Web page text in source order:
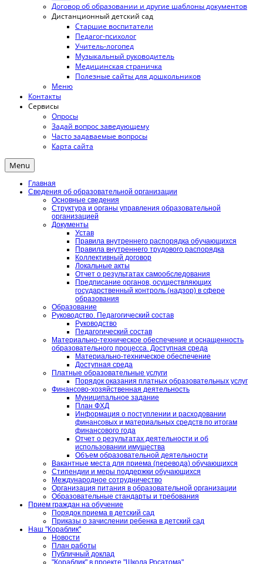
Договор об образовании и другие шаблоны документов
Дистанционный детский сад
Старшие воспитатели
Педагог-психолог
Учитель-логопед
Музыкальный руководитель
Медицинская страничка
Полезные сайты для дошкольников
Меню
Контакты
Сервисы
Опросы
Задай вопрос заведующему
Часто задаваемые вопросы
Карта сайта
Menu
Главная
Сведения об образовательной организации
Основные сведения
Структура и органы управления образовательной
организацией
Документы
Устав
Правила внутреннего распорядка обучающихся
Правила внутреннего трудового распорядка
Коллективный договор
Локальные акты
Отчет о результатах самообследования
Предписание органов, осуществляющих
государственный контроль (надзор) в сфере
образования
Образование
Руководство. Педагогический состав
Руководство
Педагогический состав
Материально-техническое обеспечение и оснащенность
образовательного процесса. Доступная среда
Материально-техническое обеспечение
Доступная среда
Платные образовательные услуги
Порядок оказания платных образовательных услуг
Финансово-хозяйственная деятельность
Муниципальное задание
План ФХД
Информация о поступлении и расходовании
финансовых и материальных средств по итогам
финансового года
Отчет о результатах деятельности и об
использовании имущества
Объем образовательной деятельности
Вакантные места для приема (перевода) обучающихся
Стипендии и меры поддержки обучающихся
Международное сотрудничество
Организация питания в образовательной организации
Образовательные стандарты и требования
Прием граждан на обучение
Порядок приема в детский сад
Приказы о зачислении ребенка в детский сад
Наш "Кораблик"
Новости
План работы
Публичный доклад
"Кораблик" в проекте "Школа Росатома"